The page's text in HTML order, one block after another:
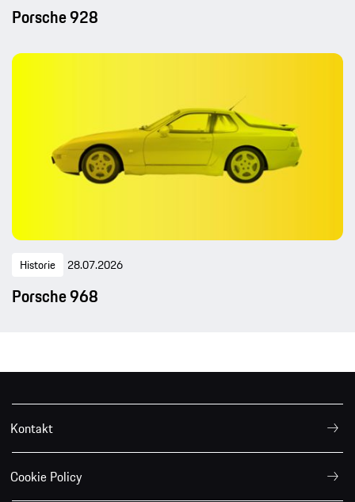
Porsche 928
Historie 28.07.2026
Porsche 968
Kontakt
Cookie Policy